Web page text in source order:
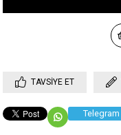
TAVSIYE ET
Telegram